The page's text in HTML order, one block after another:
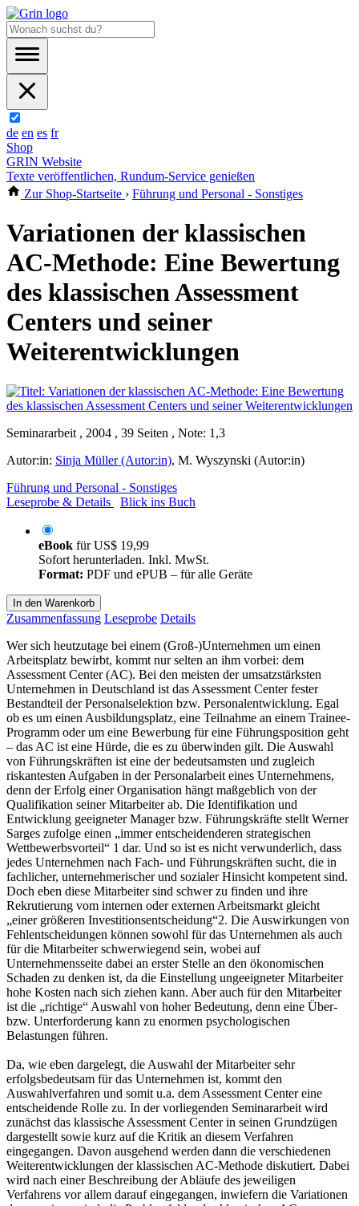
de en es fr
Shop
GRIN Website
Texte veröffentlichen, Rundum-Service genießen
Zur Shop-Startseite › Führung und Personal - Sonstiges
Variationen der klassischen
AC-Methode: Eine Bewertung
des klassischen Assessment
Centers und seiner
Weiterentwicklungen
Seminararbeit , 2004 , 39 Seiten , Note: 1,3
Autor:in: Sinja Müller (Autor:in), M. Wyszynski (Autor:in)
Führung und Personal - Sonstiges
Leseprobe & Details
Blick ins Buch
eBook fürUS$ 19,99
Sofort herunterladen. Inkl. MwSt.
Format: PDF und ePUB – für alle Geräte
In den Warenkorb
Zusammenfassung Leseprobe Details
Wer sich heutzutage bei einem (Groß-)Unternehmen um einen
Arbeitsplatz bewirbt, kommt nur selten an ihm vorbei: dem
Assessment Center (AC). Bei den meisten der umsatzstärksten
Unternehmen in Deutschland ist das Assessment Center fester
Bestandteil der Personalselektion bzw. Personalentwicklung. Egal
ob es um einen Ausbildungsplatz, eine Teilnahme an einem Trainee-
Programm oder um eine Bewerbung für eine Führungsposition geht
– das AC ist eine Hürde, die es zu überwinden gilt. Die Auswahl
von Führungskräften ist eine der bedeutsamsten und zugleich
riskantesten Aufgaben in der Personalarbeit eines Unternehmens,
denn der Erfolg einer Organisation hängt maßgeblich von der
Qualifikation seiner Mitarbeiter ab. Die Identifikation und
Entwicklung geeigneter Manager bzw. Führungskräfte stellt Werner
Sarges zufolge einen „immer entscheidenderen strategischen
Wettbewerbsvorteil“ 1 dar. Und so ist es nicht verwunderlich, dass
jedes Unternehmen nach Fach- und Führungskräften sucht, die in
fachlicher, unternehmerischer und sozialer Hinsicht kompetent sind.
Doch eben diese Mitarbeiter sind schwer zu finden und ihre
Rekrutierung vom internen oder externen Arbeitsmarkt gleicht
„einer größeren Investitionsentscheidung“2. Die Auswirkungen von
Fehlentscheidungen können sowohl für das Unternehmen als auch
für die Mitarbeiter schwerwiegend sein, wobei auf
Unternehmensseite dabei an erster Stelle an den ökonomischen
Schaden zu denken ist, da die Einstellung ungeeigneter Mitarbeiter
hohe Kosten nach sich ziehen kann. Aber auch für den Mitarbeiter
ist die „richtige“ Auswahl von hoher Bedeutung, denn eine Über-
bzw. Unterforderung kann zu enormen psychologischen
Belastungen führen.
Da, wie eben dargelegt, die Auswahl der Mitarbeiter sehr
erfolgsbedeutsam für das Unternehmen ist, kommt den
Auswahlverfahren und somit u.a. dem Assessment Center eine
entscheidende Rolle zu. In der vorliegenden Seminararbeit wird
zunächst das klassische Assessment Center in seinen Grundzügen
dargestellt sowie kurz auf die Kritik an diesem Verfahren
eingegangen. Davon ausgehend werden dann die verschiedenen
Weiterentwicklungen der klassischen AC-Methode diskutiert. Dabei
wird nach einer Beschreibung der Abläufe des jeweiligen
Verfahrens vor allem darauf eingegangen, inwiefern die Variationen